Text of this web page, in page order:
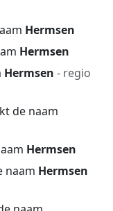
Hermsen
Hermsen
Hermsen - regio
de naam
Hermsen
naam Hermsen